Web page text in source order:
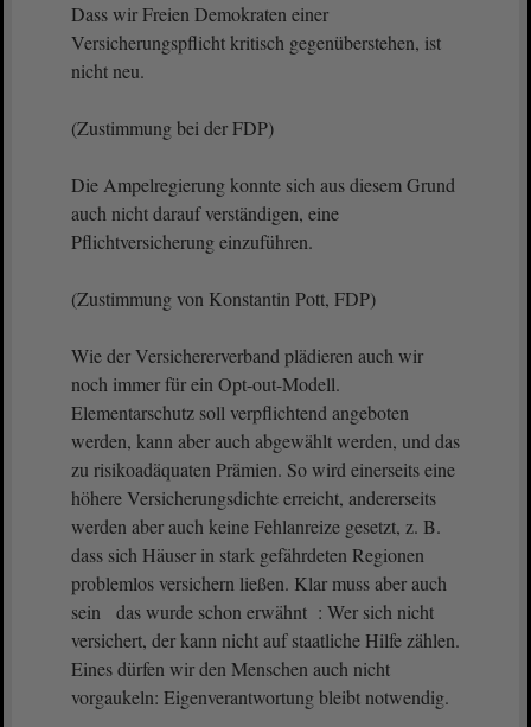
Dass wir Freien Demokraten einer
Versicherungspflicht kritisch gegenüberstehen, ist
nicht neu.
(Zustimmung bei der FDP)
Die Ampelregierung konnte sich aus diesem Grund
auch nicht darauf verständigen, eine
Pflichtversicherung einzuführen.
(Zustimmung von Konstantin Pott, FDP)
Wie der Versichererverband plädieren auch wir
noch immer für ein Opt-out-Modell.
Elementarschutz soll verpflichtend angeboten
werden, kann aber auch abgewählt werden, und das
zu risikoadäquaten Prämien. So wird einerseits eine
höhere Versicherungsdichte erreicht, andererseits
werden aber auch keine Fehlanreize gesetzt, z. B.
dass sich Häuser in stark gefährdeten Regionen
problemlos versichern ließen. Klar muss aber auch
sein das wurde schon erwähnt : Wer sich nicht
versichert, der kann nicht auf staatliche Hilfe zählen.
Eines dürfen wir den Menschen auch nicht
vorgaukeln: Eigenverantwortung bleibt notwendig.